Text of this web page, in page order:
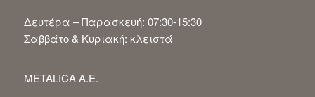
Δευτέρα – Παρασκευή: 07:30-15:30
Σαββάτο & Κυριακή: κλειστά
METALICA A.E.